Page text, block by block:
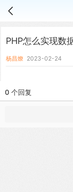
PHP怎么实现数
杨昌燎 2023-02-24
0 个回复